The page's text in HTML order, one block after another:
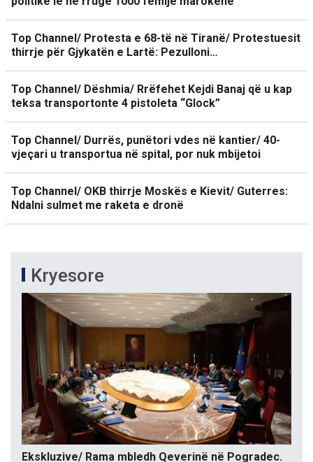
Top Channel/ Protesta e 68-të në Tiranë/ Protestuesit
thirrje për Gjykatën e Lartë: Pezulloni…
Top Channel/ Dëshmia/ Rrëfehet Kejdi Banaj që u kap
teksa transportonte 4 pistoleta “Glock”
Top Channel/ Durrës, punëtori vdes në kantier/ 40-
vjeçari u transportua në spital, por nuk mbijetoi
Top Channel/ OKB thirrje Moskës e Kievit/ Guterres:
Ndalni sulmet me raketa e dronë
Kryesore
Ekskluzive/ Rama mbledh Qeverinë në Pogradec.